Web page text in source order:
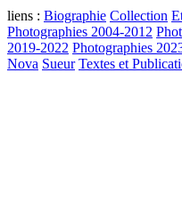
liens : Biographie Collection
Photographies 2004-2012
2019-2022 Photographies
Nova Sueur Textes et